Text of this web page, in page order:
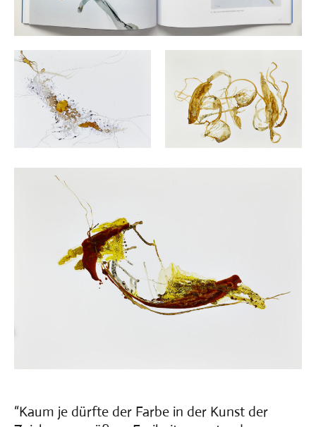
“Kaum je dürfte der Farbe in der Kunst der